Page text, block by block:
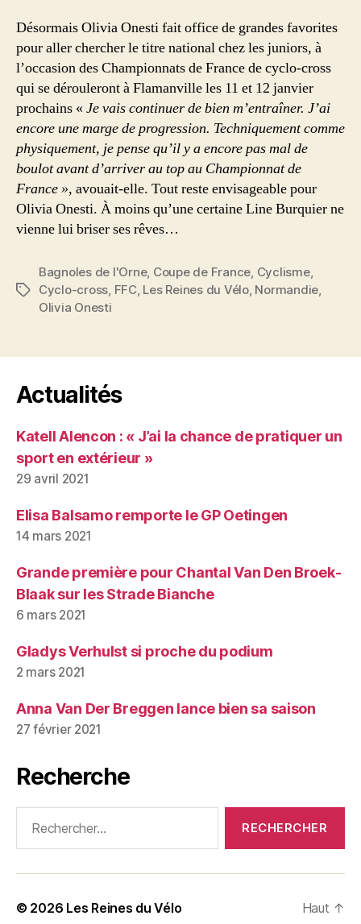
Désormais Olivia Onesti fait office de grandes favorites
pour aller chercher le titre national chez les juniors, à
l’occasion des Championnats de France de cyclo-cross
qui se dérouleront à Flamanville les 11 et 12 janvier
prochains « Je vais continuer de bien m’entraîner. J’ai
encore une marge de progression. Techniquement comme
physiquement, je pense qu’il y a encore pas mal de
boulot avant d’arriver au top au Championnat de
France », avouait-elle. Tout reste envisageable pour
Olivia Onesti. À moins qu’une certaine Line Burquier ne
vienne lui briser ses rêves…
Étiquettes
Bagnoles de l'Orne, Coupe de France, Cyclisme,
Cyclo-cross, FFC, Les Reines du Vélo, Normandie,
Olivia Onesti
Actualités
Katell Alencon : « J’ai la chance de pratiquer un
sport en extérieur »
29 avril 2021
Elisa Balsamo remporte le GP Oetingen
14 mars 2021
Grande première pour Chantal Van Den Broek-
Blaak sur les Strade Bianche
6 mars 2021
Gladys Verhulst si proche du podium
2 mars 2021
Anna Van Der Breggen lance bien sa saison
27 février 2021
Recherche
© 2026 Les Reines du Vélo Haut ↑